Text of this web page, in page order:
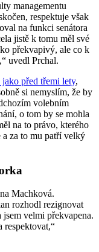
managementu
respektuje však
na funkci senátora
jistě k tomu měl své
překvapivý, ale co k
uvedl Prchal.
jako před třemi lety,
si nemyslím, že by
volebním
o tom by se mohla
na to právo, kterého
za to mu patří velký
Machková.
rozhodl rezignovat
velmi překvapena.
respektovat,“